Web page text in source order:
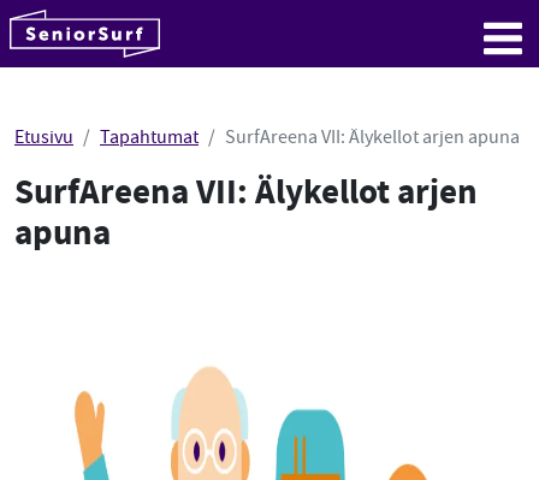
Hyppää sisältöön
Etusivu Tapahtumat SurfAreena VII: Älykellot arjen apuna
SurfAreena VII: Älykellot arjen
apuna